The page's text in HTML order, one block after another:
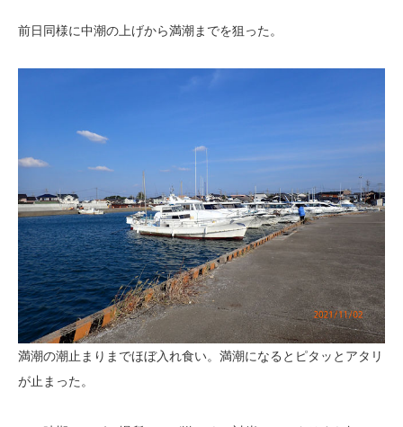
前日同様に中潮の上げから満潮までを狙った。
満潮の潮止まりまでほぼ入れ食い。満潮になるとピタッとアタリ
が止まった。